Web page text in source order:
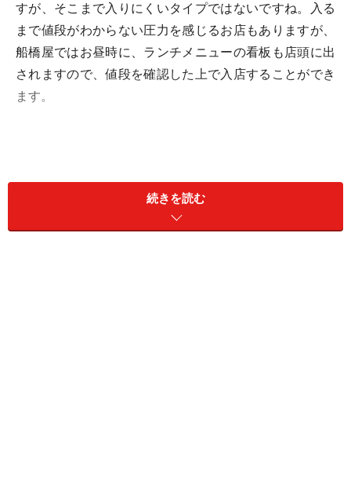
すが、そこまで入りにくいタイプではないですね。入る
まで値段がわからない圧力を感じるお店もありますが、
船橋屋ではお昼時に、ランチメニューの看板も店頭に出
されますので、値段を確認した上で入店することができ
ます。
続きを読む